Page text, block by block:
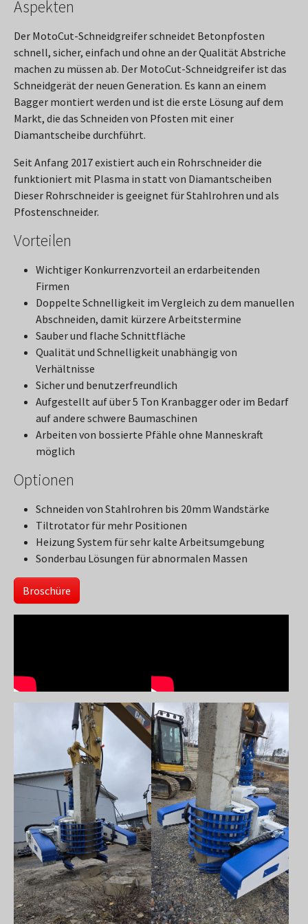
Aspekten
Der MotoCut-Schneidgreifer schneidet Betonpfosten
schnell, sicher, einfach und ohne an der Qualität Abstriche
machen zu müssen ab. Der MotoCut-Schneidgreifer ist das
Schneidgerät der neuen Generation. Es kann an einem
Bagger montiert werden und ist die erste Lösung auf dem
Markt, die das Schneiden von Pfosten mit einer
Diamantscheibe durchführt.
Seit Anfang 2017 existiert auch ein Rohrschneider die
funktioniert mit Plasma in statt von Diamantscheiben
Dieser Rohrschneider is geeignet für Stahlrohren und als
Pfostenschneider.
Vorteilen
Wichtiger Konkurrenzvorteil an erdarbeitenden
Firmen
Doppelte Schnelligkeit im Vergleich zu dem manuellen
Abschneiden, damit kürzere Arbeitstermine
Sauber und flache Schnittfläche
Qualität und Schnelligkeit unabhängig von
Verhältnisse
Sicher und benutzerfreundlich
Aufgestellt auf über 5 Ton Kranbagger oder im Bedarf
auf andere schwere Baumaschinen
Arbeiten von bossierte Pfähle ohne Manneskraft
möglich
Optionen
Schneiden von Stahlrohren bis 20mm Wandstärke
Tiltrotator für mehr Positionen
Heizung System für sehr kalte Arbeitsumgebung
Sonderbau Lösungen für abnormalen Massen
Broschüre
Show larger version Show larger version